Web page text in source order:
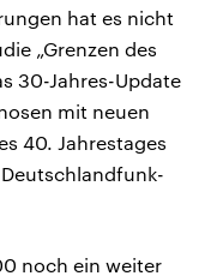
hat es nicht
„Grenzen des
30-Jahres-Update
mit neuen
40. Jahrestages
noch ein weiter